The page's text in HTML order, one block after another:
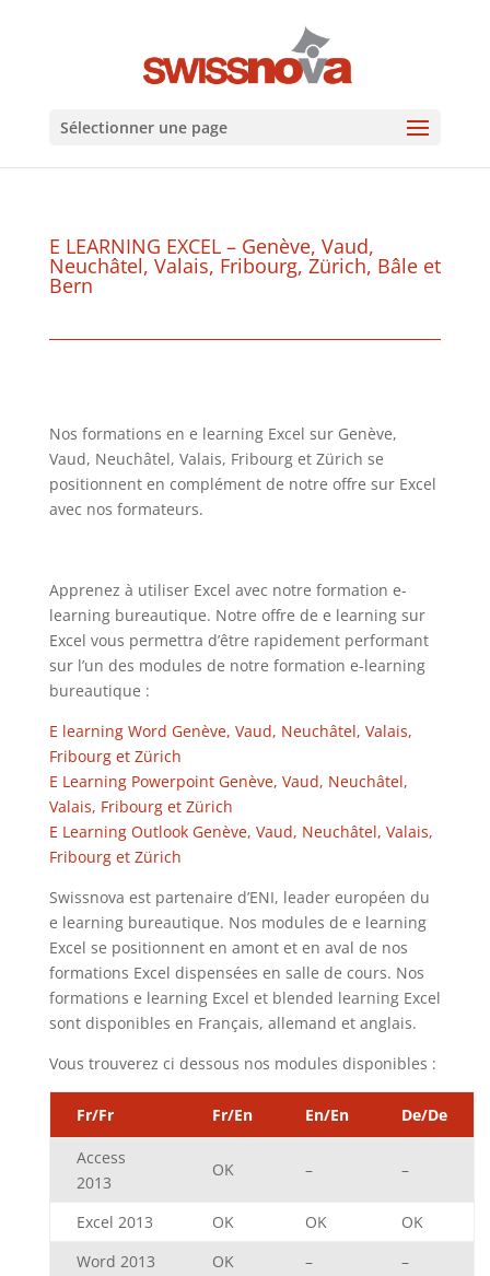
Sélectionner une page
E LEARNING EXCEL – Genève, Vaud,
Neuchâtel, Valais, Fribourg, Zürich, Bâle et
Bern
Nos formations en e learning Excel sur Genève,
Vaud, Neuchâtel, Valais, Fribourg et Zürich se
positionnent en complément de notre offre sur Excel
avec nos formateurs.
Apprenez à utiliser Excel avec notre formation e-
learning bureautique. Notre offre de e learning sur
Excel vous permettra d’être rapidement performant
sur l’un des modules de notre formation e-learning
bureautique :
E learning Word Genève, Vaud, Neuchâtel, Valais,
Fribourg et Zürich
E Learning Powerpoint Genève, Vaud, Neuchâtel,
Valais, Fribourg et Zürich
E Learning Outlook Genève, Vaud, Neuchâtel, Valais,
Fribourg et Zürich
Swissnova est partenaire d’ENI, leader européen du
e learning bureautique. Nos modules de e learning
Excel se positionnent en amont et en aval de nos
formations Excel dispensées en salle de cours. Nos
formations e learning Excel et blended learning Excel
sont disponibles en Français, allemand et anglais.
Vous trouverez ci dessous nos modules disponibles :
Fr/Fr Fr/En En/En De/De
Access
2013
OK – –
Excel 2013 OK OK
OK
Word 2013
OK –
–